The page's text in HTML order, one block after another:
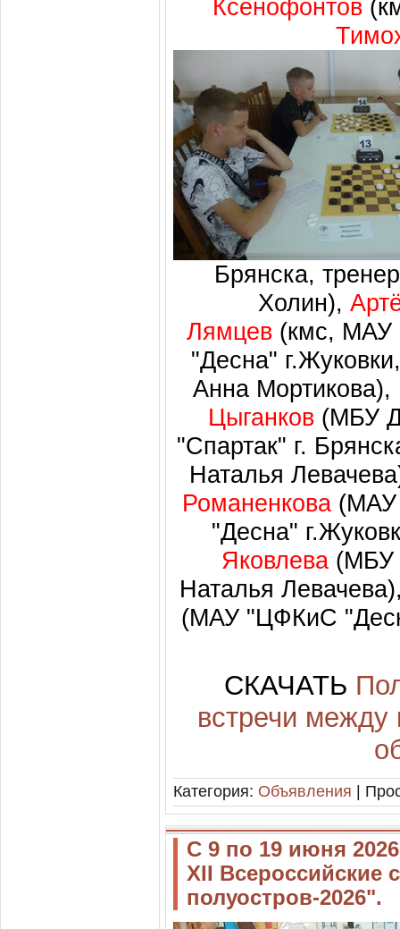
Ксенофонтов
Брянска,
Холин),
Лямцев (кмс,
"Десна"
Анна Мортикова),
Цыганков (МБУ
"Спартак" г.
Наталья
Романенкова
"Десна"
Яковлева (МБУ
Наталья
(МАУ "ЦФКиС
СКАЧАТЬ
встречи
Категория: Объявления |
С 9 по 19 июня
XII Всероссийские
полуостров-2026".